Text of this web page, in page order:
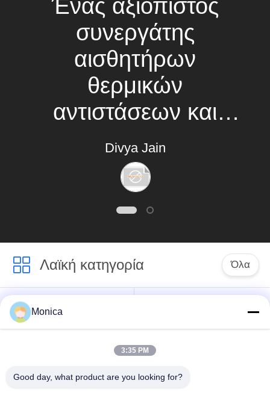
Ένας αξιόπιστος
συνεργάτης
αισθητήρων
θερμικών
αντιστάσεων και
θερμοκρασίας NTC,
με την ισχυρή ομάδα
εφαρμοσμένης
μηχανικής και την
καλύτερη υπηρεσία.
Divya Jain
Λαϊκή κατηγορία Όλα
Θερμική αντίσταση
ακρίβειας NTC
αντίσταση NTC
θερμοκρασίας NTC
Monica
3:35 PM
Good day, what product are you looking for?